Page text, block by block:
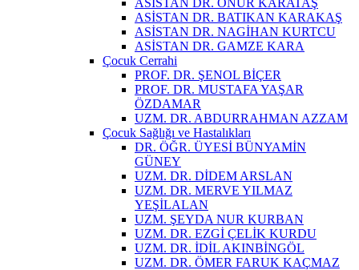
ASİSTAN DR. BATIKAN KARAKAŞ
ASİSTAN DR. NAGİHAN KURTCU
ASİSTAN DR. GAMZE KARA
Çocuk Cerrahi
PROF. DR. ŞENOL BİÇER
PROF. DR. MUSTAFA YAŞAR
ÖZDAMAR
UZM. DR. ABDURRAHMAN AZZAM
Çocuk Sağlığı ve Hastalıkları
DR. ÖĞR. ÜYESİ BÜNYAMİN
GÜNEY
UZM. DR. DİDEM ARSLAN
UZM. DR. MERVE YILMAZ
YEŞİLALAN
UZM. ŞEYDA NUR KURBAN
UZM. DR. EZGİ ÇELİK KURDU
UZM. DR. İDİL AKINBİNGÖL
UZM. DR. ÖMER FARUK KAÇMAZ